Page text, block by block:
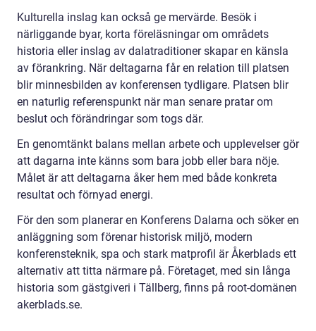
Kulturella inslag kan också ge mervärde. Besök i
närliggande byar, korta föreläsningar om områdets
historia eller inslag av dalatraditioner skapar en känsla
av förankring. När deltagarna får en relation till platsen
blir minnesbilden av konferensen tydligare. Platsen blir
en naturlig referenspunkt när man senare pratar om
beslut och förändringar som togs där.
En genomtänkt balans mellan arbete och upplevelser gör
att dagarna inte känns som bara jobb eller bara nöje.
Målet är att deltagarna åker hem med både konkreta
resultat och förnyad energi.
För den som planerar en Konferens Dalarna och söker en
anläggning som förenar historisk miljö, modern
konferensteknik, spa och stark matprofil är Åkerblads ett
alternativ att titta närmare på. Företaget, med sin långa
historia som gästgiveri i Tällberg, finns på root-domänen
akerblads.se.